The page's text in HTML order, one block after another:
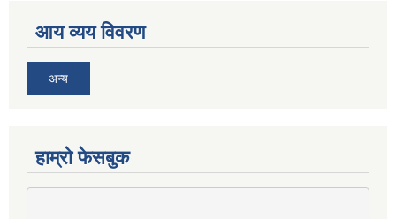
आय व्यय विवरण
अन्य
हाम्राे फेसबुक